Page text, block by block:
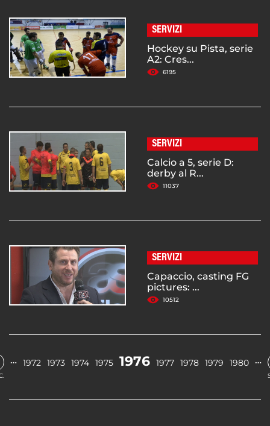
SERVIZI
Hockey su Pista, serie
A2: Cres...
6195
SERVIZI
Calcio a 5, serie D:
derby al R...
11037
SERVIZI
Capaccio, casting FG
pictures: ...
10512
… 1972 1973 1974 1975 1976 1977 1978 1979 1980 …